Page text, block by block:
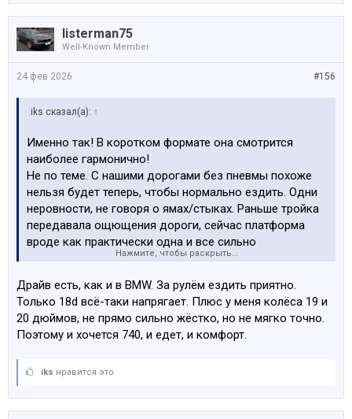
listerman75
Well-Known Member
#156
24 фев 2026
iks сказал(а): ↑
Именно так! В коротком формате она смотрится
наиболее гармонично!
Не по теме. С нашими дорогами без пневмы похоже
нельзя будет теперь, чтобы нормально ездить. Одни
неровности, не говоря о ямах/стыках. Раньше тройка
передавала ощющения дороги, сейчас платформа
вроде как практически одна и все сильно
фильтруются даже в тройке. Того драйва нет, или
ней ездить у нас или 7-ка лучше будет?
Нажмите, чтобы раскрыть...
Драйв есть, как и в BMW. За рулём ездить приятно.
Только 18d всё-таки напрягает. Плюс у меня колёса 19 и
20 дюймов, не прямо сильно жёстко, но не мягко точно.
Поэтому и хочется 740, и едет, и комфорт.
iks нравится это.